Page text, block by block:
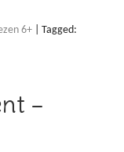
6+
Tagged:
–